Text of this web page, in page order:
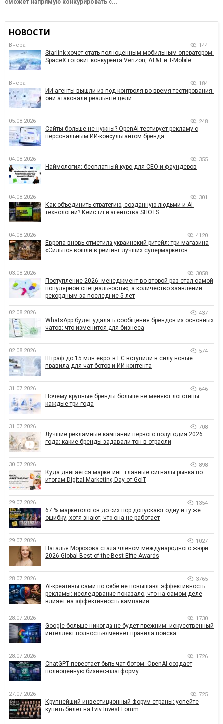
сможет напрямую конкурировать с...
НОВОСТИ
Вчера 144
Starlink хочет стать полноценным мобильным оператором:
SpaceX готовит конкурента Verizon, AT&T и T-Mobile
Вчера 184
ИИ-агенты вышли из-под контроля во время тестирования:
они атаковали реальные цели
05.08.2026 248
Сайты больше не нужны? OpenAI тестирует рекламу с
персональным ИИ-консультантом бренда
04.08.2026 355
Наймология: бесплатный курс для CEO и фаундеров
04.08.2026 301
Как объединить стратегию, созданную людьми и AI-
технологии? Кейс izi и агентства SHOTS
04.08.2026 4120
Европа вновь отметила украинский ритейл: три магазина
«Сильпо» вошли в рейтинг лучших супермаркетов
03.08.2026 3058
Поступление-2026: менеджмент во второй раз стал самой
популярной специальностью, а количество заявлений —
рекордным за последние 5 лет
02.08.2026 437
WhatsApp будет удалять сообщения брендов из основных
чатов: что изменится для бизнеса
02.08.2026 574
Штраф до 15 млн евро: в ЕС вступили в силу новые
правила для чат-ботов и ИИ-контента
31.07.2026 646
Почему крупные бренды больше не меняют логотипы
каждые три года
31.07.2026 708
Лучшие рекламные кампании первого полугодия 2026
года: какие бренды задавали тон в отрасли
30.07.2026 898
Куда двигается маркетинг: главные сигналы рынка по
итогам Digital Marketing Day от GoIT
29.07.2026 1354
67 % маркетологов до сих пор допускают одну и ту же
ошибку, хотя знают, что она не работает
29.07.2026 1027
Наталья Морозова стала членом международного жюри
2026 Global Best of the Best Effie Awards
28.07.2026 3765
AI-креативы сами по себе не повышают эффективность
рекламы: исследование показало, что на самом деле
влияет на эффективность кампаний
28.07.2026 1730
Google больше никогда не будет прежним: искусственный
интеллект полностью меняет правила поиска
28.07.2026 1726
ChatGPT перестает быть чат-ботом. OpenAI создает
полноценную бизнес-платформу
27.07.2026 725
Крупнейший инвестиционный форум страны: успейте
купить билет на Lviv Invest Forum